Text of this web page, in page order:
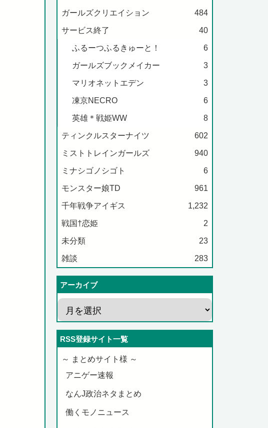
ガールズクリエイション 484
サービス終了 40
ふるーつふるきゅーと！ 6
ガールズブックメイカー 3
マリオネットエデン 3
凍京NECRO 6
英雄＊戦姫WW 8
ティンクルスターナイツ 602
ミストトレインガールズ 940
ミナシゴノシゴト 6
モンスター娘TD 961
千年戦争アイギス 1,232
戦国†恋姫 2
未分類 23
雑談 283
アーカイブ
RSS登録サイト一覧
～ まとめサイト様 ～
アニゲー速報
なんJ政治ネタまとめ
働くモノニュース